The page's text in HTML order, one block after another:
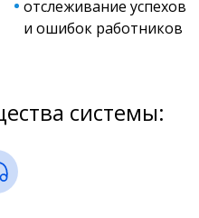
отслеживание успехов
и ошибок работников
системы: